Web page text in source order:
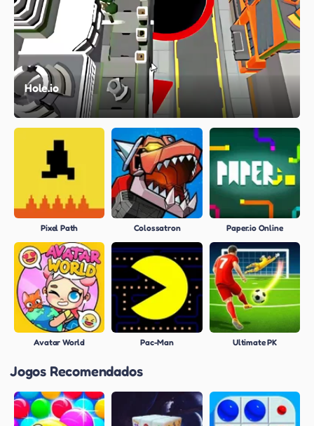
Hole.io
Pixel Path Colossatron Paper.io Online
Avatar World Pac-Man Ultimate PK
Jogos Recomendados